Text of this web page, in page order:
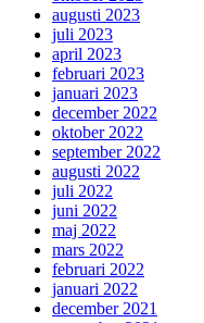
augusti 2023
juli 2023
april 2023
februari 2023
januari 2023
december 2022
oktober 2022
september 2022
augusti 2022
juli 2022
juni 2022
maj 2022
mars 2022
februari 2022
januari 2022
december 2021